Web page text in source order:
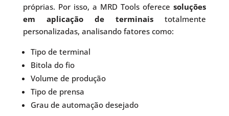
próprias. Por isso, a MRD Tools oferecesoluções
em aplicação de terminais totalmente
personalizadas, analisando fatores como:
Tipo de terminal
Bitola do fio
Volume de produção
Tipo de prensa
Grau de automação desejado